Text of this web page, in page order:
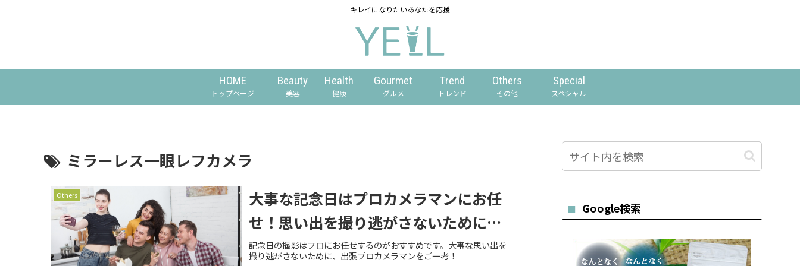
キレイになりたいあなたを応援
HOME
トップページ
Beauty
美容
Health
健康
Gourmet
グルメ
Trend
トレンド
Others
その他
Special
スペシャル
ミラーレス一眼レフカメラ
Others
大事な記念日はプロカメラマンにお任
せ！思い出を撮り逃がさないために…
記念日の撮影はプロにお任せするのがおすすめです。大事な思い出を
撮り逃がさないために、出張プロカメラマンをご一考！
Google検索